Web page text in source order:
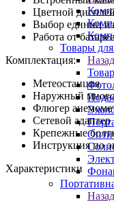
Товары
Назад
Назад
Цветной
Выбор единиц
Работа от
Комплектация:
Метеостанция
Наружный
Флюгер
Сетевой адаптер
Крепежные
Инструкция по
Характеристики